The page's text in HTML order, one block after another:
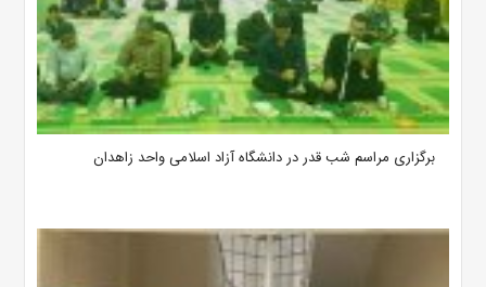
برگزاری مراسم شب قدر در دانشگاه آزاد اسلامی واحد زاهدان